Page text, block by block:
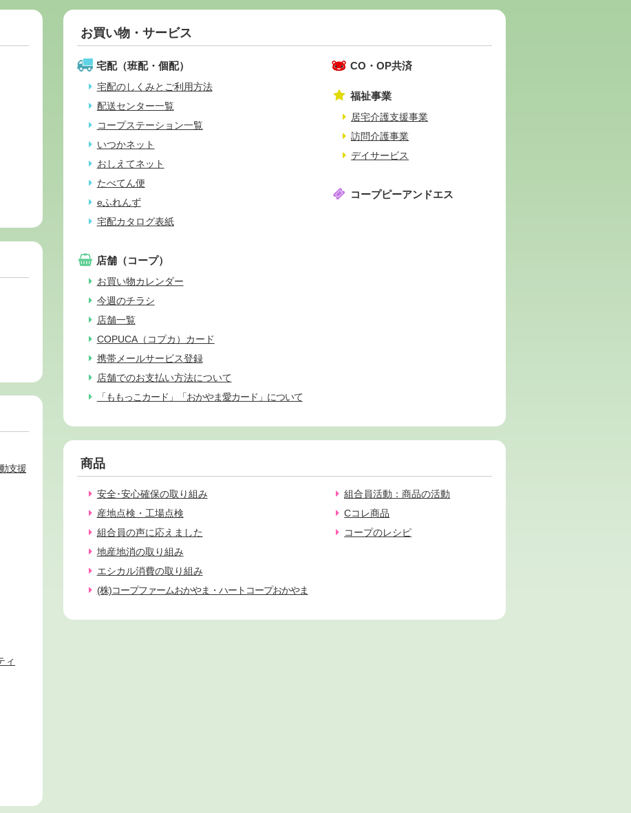
お買い物・サービス
宅配（班配・個配）
宅配のしくみとご利用方法
配送センター一覧
コープステーション一覧
いつかネット
おしえてネット
たべてん便
eふれんず
宅配カタログ表紙
店舗（コープ）
お買い物カレンダー
今週のチラシ
店舗一覧
COPUCA（コプカ）カード
携帯メールサービス登録
店舗でのお支払い方法について
「ももっこカード」「おかやま愛カード」について
CO・OP共済
福祉事業
居宅介護支援事業
訪問介護事業
デイサービス
コープピーアンドエス
商品
安全･安心確保の取り組み
産地点検・工場点検
組合員の声に応えました
地産地消の取り組み
エシカル消費の取り組み
(株)コープファームおかやま・ハートコープおかやま
組合員活動：商品の活動
Cコレ商品
コープのレシピ
支援
ィ